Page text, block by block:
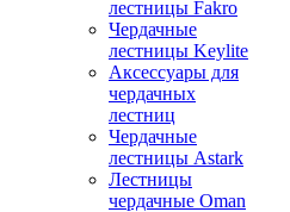
лестницы Fakro
Чердачные
лестницы Keylite
Аксессуары для
чердачных
лестниц
Чердачные
лестницы Astark
Лестницы
чердачные Oman